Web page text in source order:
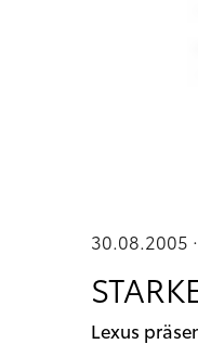
30.08.2005
Lexus